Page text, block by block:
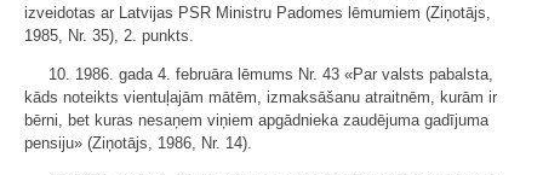
izveidotas ar Latvijas PSR Ministru Padomes lēmumiem (Ziņotājs,
1985, Nr. 35), 2. punkts.
10. 1986. gada 4. februāra lēmums Nr. 43 «Par valsts pabalsta,
kāds noteikts vientuļajām mātēm, izmaksāšanu atraitnēm, kurām ir
bērni, bet kuras nesaņem viņiem apgādnieka zaudējuma gadījuma
pensiju» (Ziņotājs, 1986, Nr. 14).